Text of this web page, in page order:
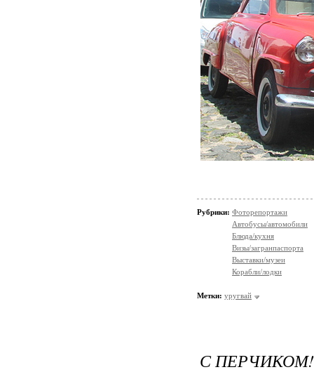
Рубрики: Фоторепортажи
Автобусы/автомобили
Блюда/кухня
Визы/загранпаспорта
Выставки/музеи
Корабли/лодки
Метки: уругвай
С ПЕРЧИКОМ!